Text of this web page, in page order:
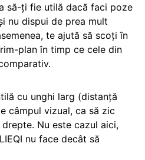
să-ți fie utilă dacă faci poze
nu dispui de prea mult
te ajută să scoți în
plan în timp ce cele din
cu unghi larg (distanță
câmpul vizual, ca să zic
Nu este cazul aici,
nu face decât să